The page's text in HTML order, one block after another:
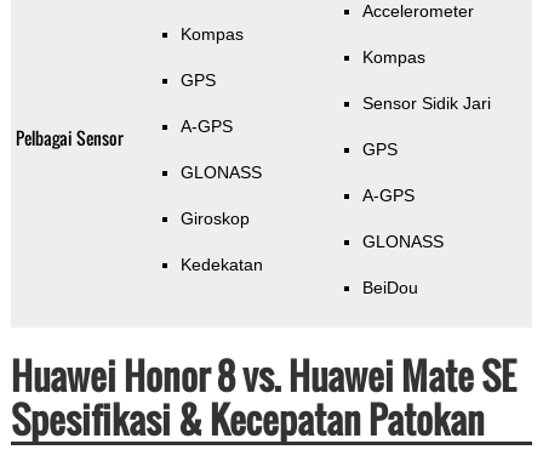
Pelbagai Sensor
Kompas
GPS
A-GPS
GLONASS
Giroskop
Kedekatan
Accelerometer
Kompas
Sensor Sidik Jari
GPS
A-GPS
GLONASS
BeiDou
Huawei Honor 8 vs. Huawei Mate SE
Spesifikasi & Kecepatan Patokan